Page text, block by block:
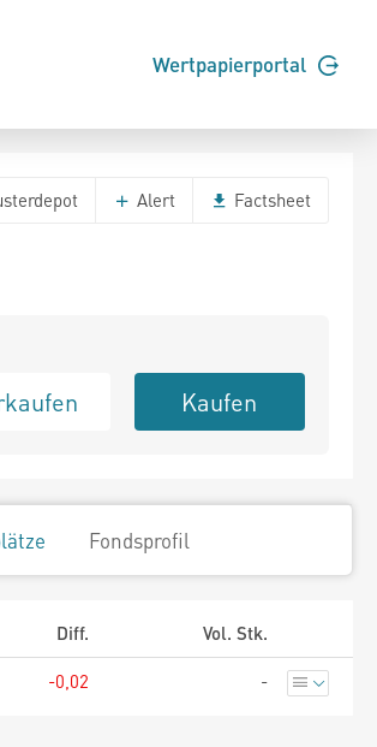
Wertpapierportal
Alert Factsheet
Kaufen
Fondsprofil
Diff.
Vol. Stk.
-0,02 -